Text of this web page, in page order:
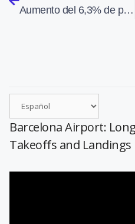
Aumento del 6,3% de pasajeros en el aeropuerto de Barcelona en noviembre
Barcelona Airport:
Takeoffs and Landings